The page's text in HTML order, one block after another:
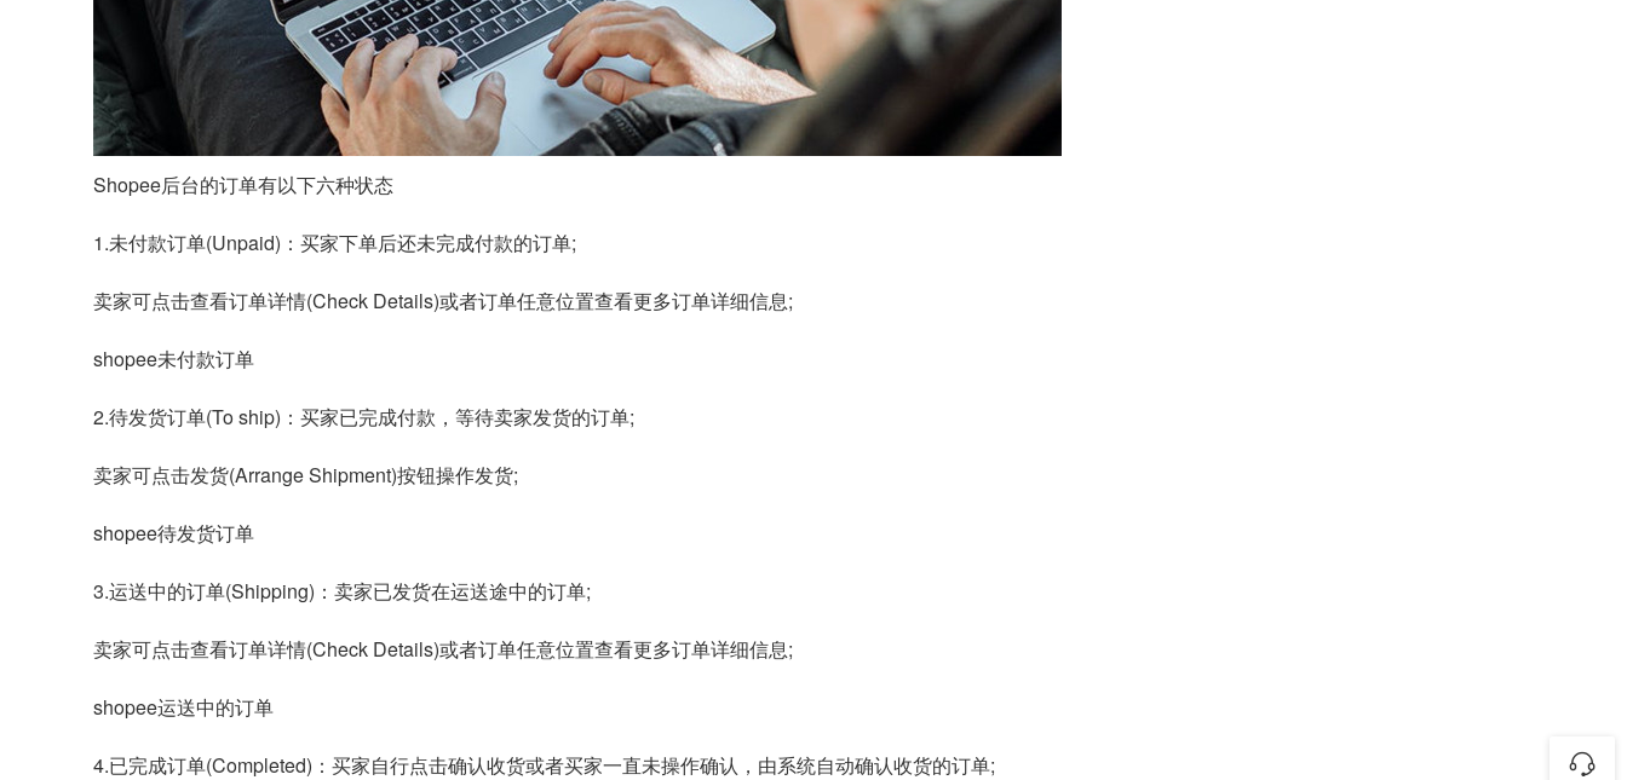
Shopee后台的订单有以下六种状态
1.未付款订单(Unpaid)：买家下单后还未完成付款的订单;
卖家可点击查看订单详情(Check Details)或者订单任意位置查看更多订单详细信息;
shopee未付款订单
2.待发货订单(To ship)：买家已完成付款，等待卖家发货的订单;
卖家可点击发货(Arrange Shipment)按钮操作发货;
shopee待发货订单
3.运送中的订单(Shipping)：卖家已发货在运送途中的订单;
卖家可点击查看订单详情(Check Details)或者订单任意位置查看更多订单详细信息;
shopee运送中的订单
4.已完成订单(Completed)：买家自行点击确认收货或者买家一直未操作确认，由系统自动确认收货的订单;